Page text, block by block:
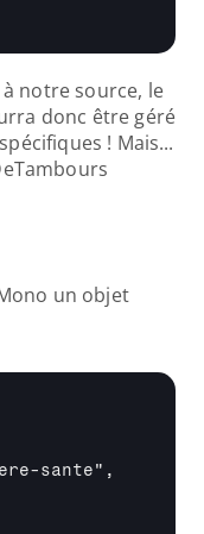
notre source, le
donc être géré
! Mais...
un objet
sante",